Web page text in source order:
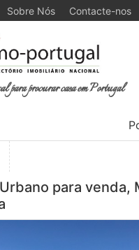
Sobre Nós Contacte-nos
para procurar casa em Portugal
para venda,